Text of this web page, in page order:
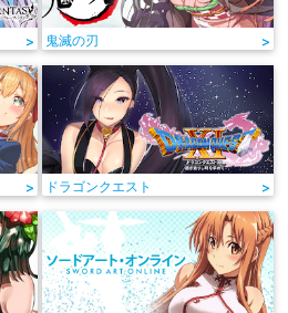
> 鬼滅の刃 >
> ドラゴンクエスト >